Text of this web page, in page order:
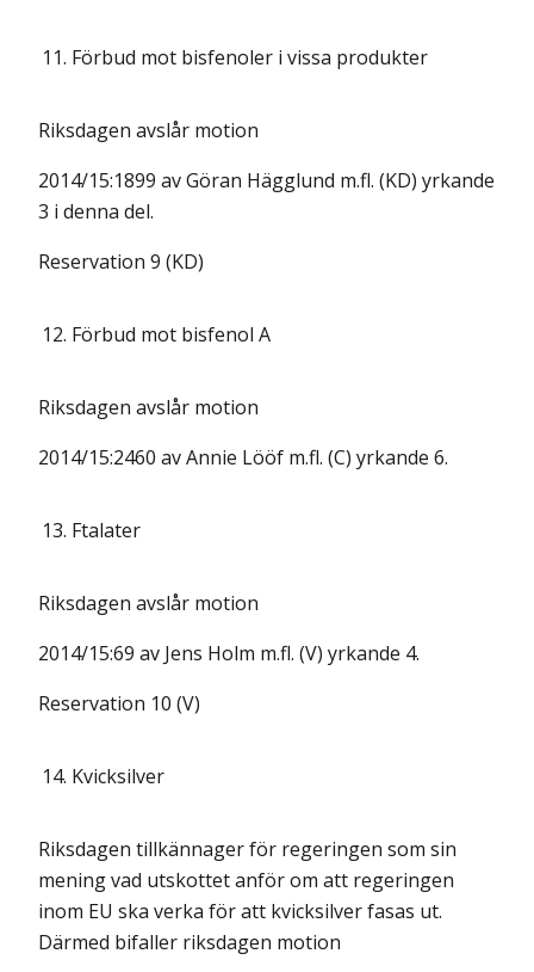
11. Förbud mot bisfenoler i vissa produkter
Riksdagen avslår motion
2014/15:1899 av Göran Hägglund m.fl. (KD) yrkande
3 i denna del.
Reservation 9 (KD)
12. Förbud mot bisfenol A
Riksdagen avslår motion
2014/15:2460 av Annie Lööf m.fl. (C) yrkande 6.
13. Ftalater
Riksdagen avslår motion
2014/15:69 av Jens Holm m.fl. (V) yrkande 4.
Reservation 10 (V)
14. Kvicksilver
Riksdagen tillkännager för regeringen som sin
mening vad utskottet anför om att regeringen
inom EU ska verka för att kvicksilver fasas ut.
Därmed bifaller riksdagen motion